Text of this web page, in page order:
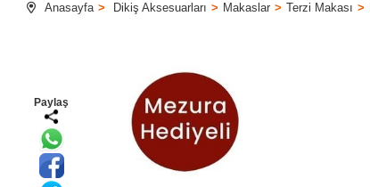
Anasayfa Dikiş Aksesuarları Makaslar Terzi Makası
Paylaş